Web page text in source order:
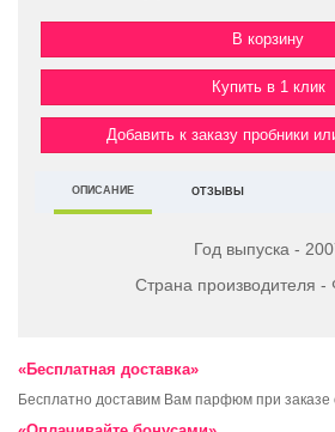
Купить в 1 клик
Добавить к заказу пробники
ОПИСАНИЕ ОТЗЫВЫ
Год выпуска -
Страна производителя -
«Бесплатная доставка»
Бесплатно доставим Вам парфюм при заказе